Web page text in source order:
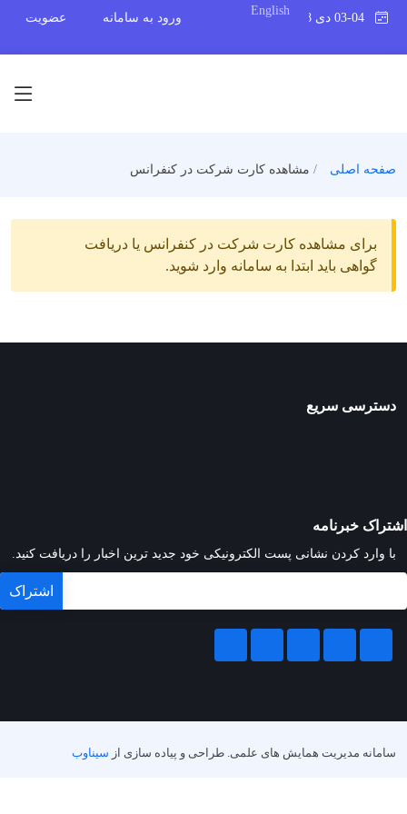
English
ورود به سامانه عضویت
صفحه اصلی مشاهده کارت شرکت در کنفرانس
برای مشاهده کارت شرکت در کنفرانس یا دریافت
گواهی باید ابتدا به سامانه وارد شوید.
دسترسی سریع
اشتراک خبرنامه
با وارد کردن نشانی پست الکترونیکی خود جدید ترین اخبار را دریافت کنید.
سامانه مدیریت همایش های علمی. طراحی و پیاده سازی از سیناوب